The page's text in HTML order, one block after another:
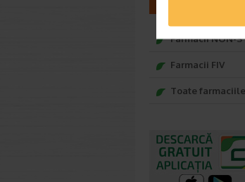
Farmacii NON-
Farmacii FIV
Toate farmaciile